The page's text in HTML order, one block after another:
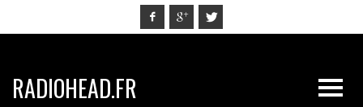
RADIOHEAD.FR